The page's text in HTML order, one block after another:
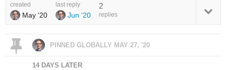
created
May '20
last reply
Jun '20
2
replies
PINNED GLOBALLY MAY 27, '20
14 DAYS LATER